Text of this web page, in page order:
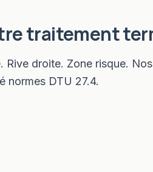
traitement
droite. Zone risque.
normes DTU 27.4.